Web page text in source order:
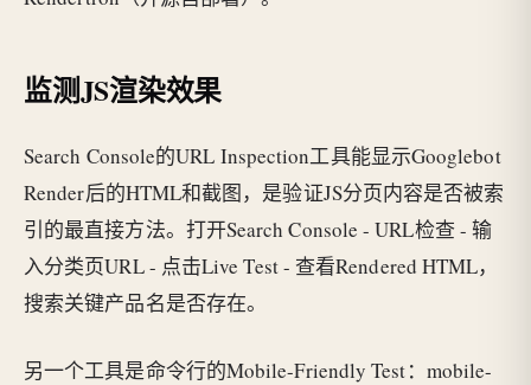
监测JS渲染效果
Search Console的URL Inspection工具能显示Googlebot
Render后的HTML和截图，是验证JS分页内容是否被索
引的最直接方法。打开Search Console - URL检查 - 输
入分类页URL - 点击Live Test - 查看Rendered HTML，
搜索关键产品名是否存在。
另一个工具是命令行的Mobile-Friendly Test：mobile-